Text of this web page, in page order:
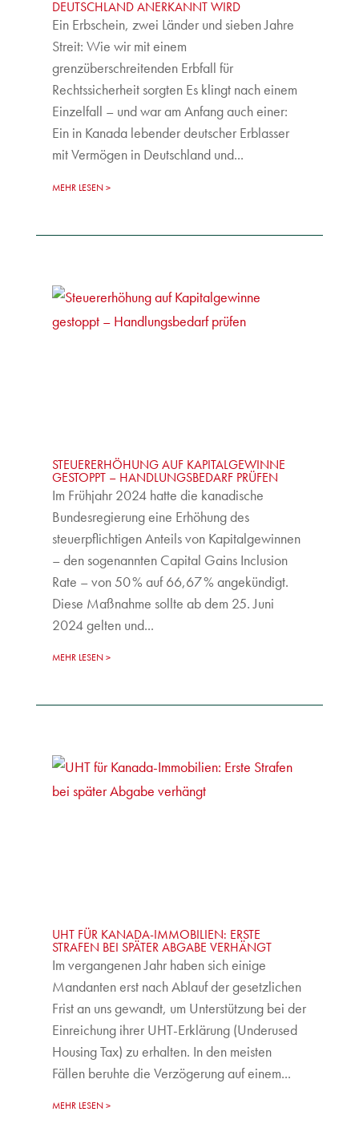
DEUTSCHLAND ANERKANNT WIRD
Ein Erbschein, zwei Länder und sieben Jahre
Streit: Wie wir mit einem
grenzüberschreitenden Erbfall für
Rechtssicherheit sorgten Es klingt nach einem
Einzelfall – und war am Anfang auch einer:
Ein in Kanada lebender deutscher Erblasser
mit Vermögen in Deutschland und...
MEHR LESEN
STEUERERHÖHUNG AUF KAPITALGEWINNE
GESTOPPT – HANDLUNGSBEDARF PRÜFEN
Im Frühjahr 2024 hatte die kanadische
Bundesregierung eine Erhöhung des
steuerpflichtigen Anteils von Kapitalgewinnen
– den sogenannten Capital Gains Inclusion
Rate – von 50 % auf 66,67 % angekündigt.
Diese Maßnahme sollte ab dem 25. Juni
2024 gelten und...
MEHR LESEN
UHT FÜR KANADA-IMMOBILIEN: ERSTE
STRAFEN BEI SPÄTER ABGABE VERHÄNGT
Im vergangenen Jahr haben sich einige
Mandanten erst nach Ablauf der gesetzlichen
Frist an uns gewandt, um Unterstützung bei der
Einreichung ihrer UHT-Erklärung (Underused
Housing Tax) zu erhalten. In den meisten
Fällen beruhte die Verzögerung auf einem...
MEHR LESEN